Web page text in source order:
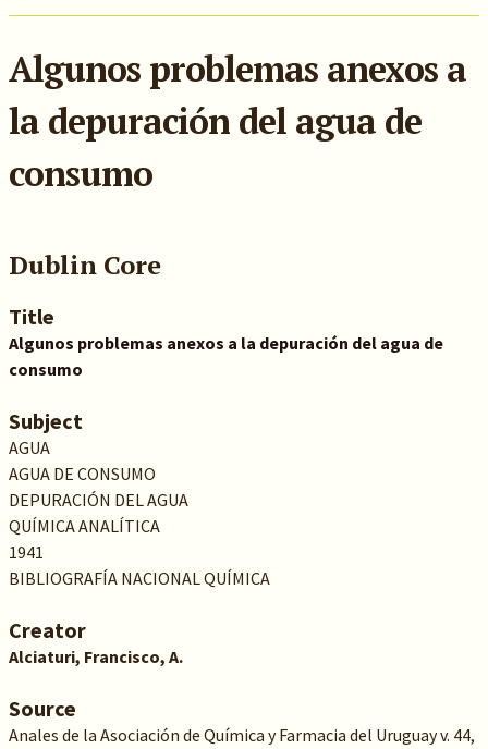
Algunos problemas anexos a
la depuración del agua de
consumo
Dublin Core
Title
Algunos problemas anexos a la depuración del agua de
consumo
Subject
AGUA
AGUA DE CONSUMO
DEPURACIÓN DEL AGUA
QUÍMICA ANALÍTICA
1941
BIBLIOGRAFÍA NACIONAL QUÍMICA
Creator
Alciaturi, Francisco, A.
Source
Anales de la Asociación de Química y Farmacia del Uruguay v. 44,